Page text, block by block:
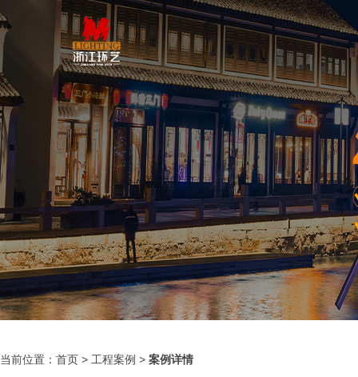
当前位置： 首页 > 工程案例 > 案例详情